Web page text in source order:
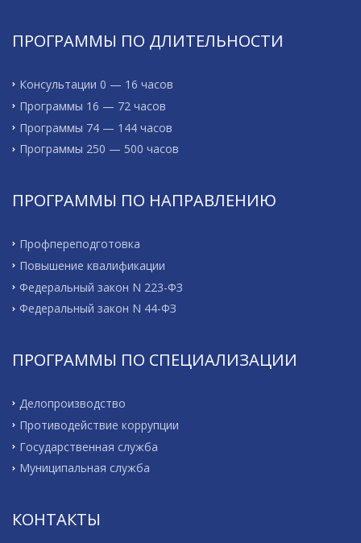
ПРОГРАММЫ ПО ДЛИТЕЛЬНОСТИ
Консультации 0 — 16 часов
Программы 16 — 72 часов
Программы 74 — 144 часов
Программы 250 — 500 часов
ПРОГРАММЫ ПО НАПРАВЛЕНИЮ
Профпереподготовка
Повышение квалификации
Федеральный закон N 223-ФЗ
Федеральный закон N 44-ФЗ
ПРОГРАММЫ ПО СПЕЦИАЛИЗАЦИИ
Делопроизводство
Противодействие коррупции
Государственная служба
Муниципальная служба
КОНТАКТЫ